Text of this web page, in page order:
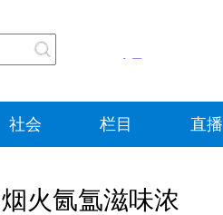
社会 栏目 直播
火氤氲滋味浓